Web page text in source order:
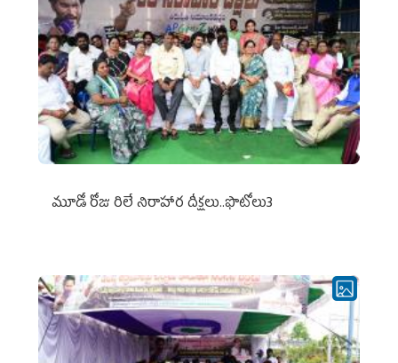
మూడో రోజు రిలే నిరాహార దీక్షలు..ఫొటోలు3